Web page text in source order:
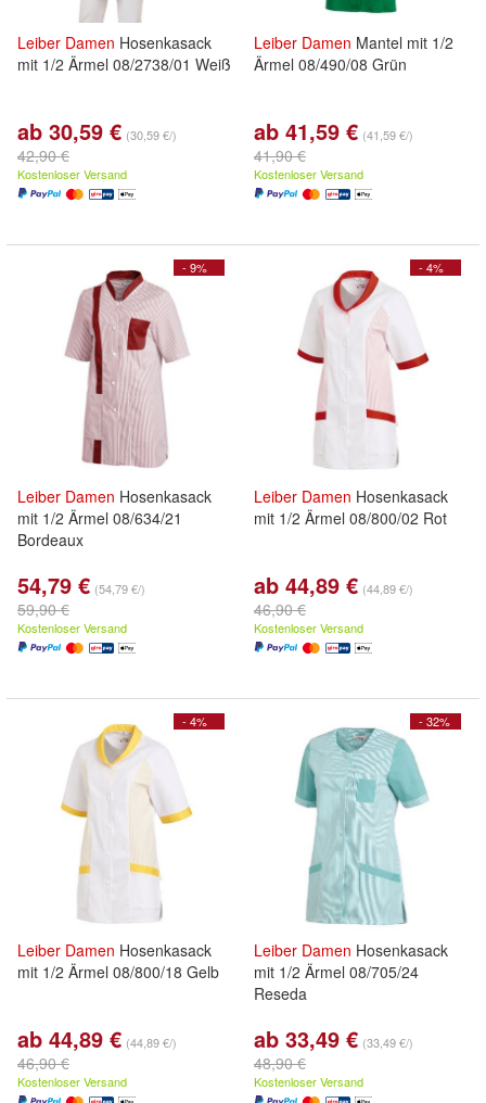
Leiber Damen Hosenkasack
mit 1/2 Ärmel 08/2738/01 Weiß
ab 30,59 € (30,59 €/)
42,90 €
Kostenloser Versand
Leiber Damen Mantel mit 1/2
Ärmel 08/490/08 Grün
ab 41,59 € (41,59 €/)
41,90 €
Kostenloser Versand
- 9%
Leiber Damen Hosenkasack
mit 1/2 Ärmel 08/634/21
Bordeaux
54,79 € (54,79 €/)
59,90 €
Kostenloser Versand
- 4%
Leiber Damen Hosenkasack
mit 1/2 Ärmel 08/800/02 Rot
ab 44,89 € (44,89 €/)
46,90 €
Kostenloser Versand
- 4%
Leiber Damen Hosenkasack
mit 1/2 Ärmel 08/800/18 Gelb
ab 44,89 € (44,89 €/)
46,90 €
Kostenloser Versand
- 32%
Leiber Damen Hosenkasack
mit 1/2 Ärmel 08/705/24
Reseda
ab 33,49 € (33,49 €/)
48,90 €
Kostenloser Versand